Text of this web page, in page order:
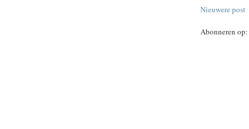
Nieuwere post
Abonneren op: